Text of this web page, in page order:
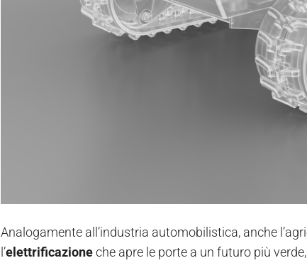
Analogamente all’industria automobilistica, anche
l’elettrificazioneche apre le porte a un futuro più